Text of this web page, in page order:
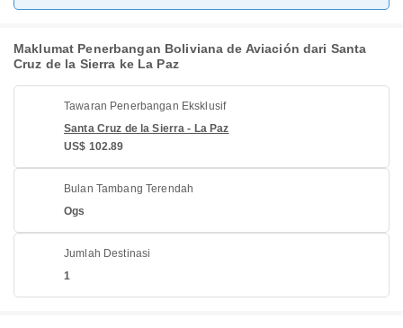
Maklumat Penerbangan Boliviana de Aviación dari Santa
Cruz de la Sierra ke La Paz
Tawaran Penerbangan Eksklusif
Santa Cruz de la Sierra - La Paz
US$ 102.89
Bulan Tambang Terendah
Ogs
Jumlah Destinasi
1